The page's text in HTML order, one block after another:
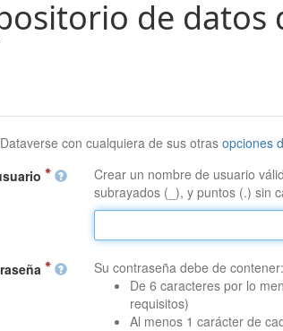
de
con cualquiera de sus otrasopciones
Crear un nombre de usuario
subrayados (_), y puntos (.) sin
Su contraseña debe de contener:
De 6 caracteres por lo
requisitos)
Al menos 1 carácter de